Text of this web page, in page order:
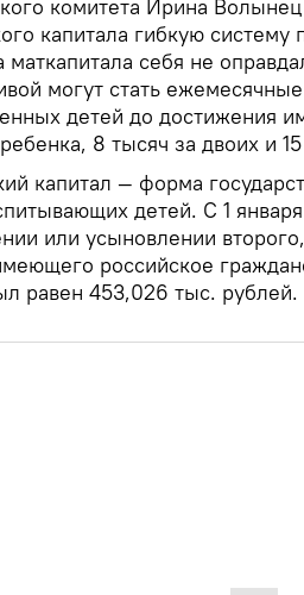
комитета Ирина
капитала гибкую
маткапитала себя не
могут стать
детей до достижения
8 тысяч за двоих и
капитал — форма
детей. С 1
или усыновлении
российское
равен 453,026 тыс. рублей.